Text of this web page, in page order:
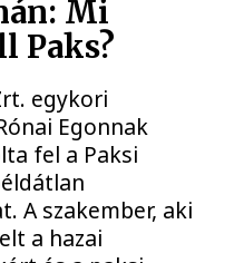
Mi
Paks?
egykori
Egonnak
fel a Paksi
A szakember, aki
a hazai